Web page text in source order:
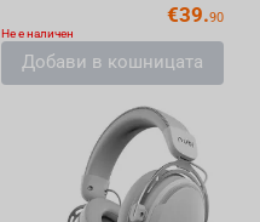
€39.90
Не е наличен
Добави в кошницата